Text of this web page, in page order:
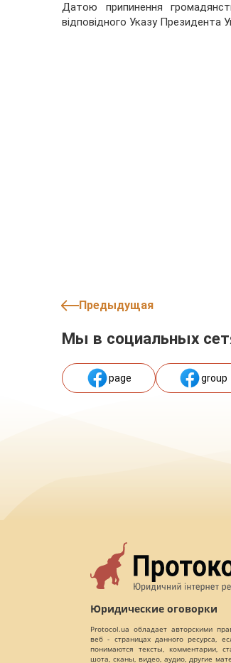
Датою припинення
відповідного Указу Президента
Предыдущая
Мы в социальных
page group
Юридические оговорки
Protocol.ua обладает авторскими
веб - страницах данного ресурса,
понимаются тексты, комментарии,
шота, сканы, видео, аудио, другие